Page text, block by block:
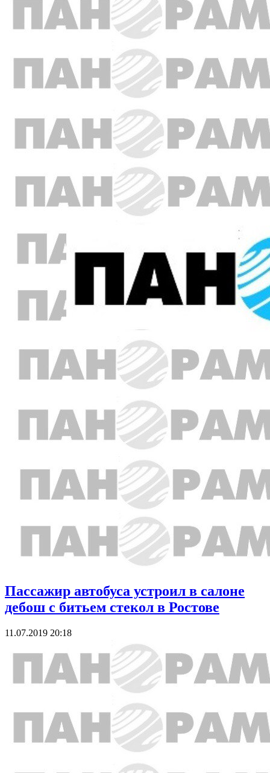
Пассажир автобуса устроил в салоне
дебош с битьем стекол в Ростове
11.07.2019 20:18